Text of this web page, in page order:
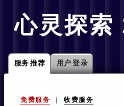
心灵探索
服务 推荐 用户 登录
免费服务 | 收费服务